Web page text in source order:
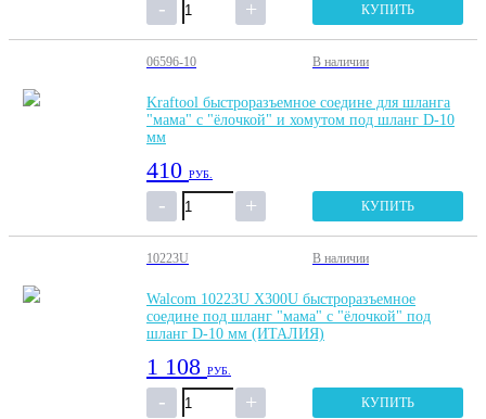
КУПИТЬ
06596-10 В наличии
Kraftool быстроразъемное соедине для шланга
"мама" с "ёлочкой" и хомутом под шланг D-10
мм
410 РУБ.
КУПИТЬ
10223U В наличии
Walcom 10223U X300U быстроразъемное
соедине под шланг "мама" с "ёлочкой" под
шланг D-10 мм (ИТАЛИЯ)
1 108 РУБ.
КУПИТЬ